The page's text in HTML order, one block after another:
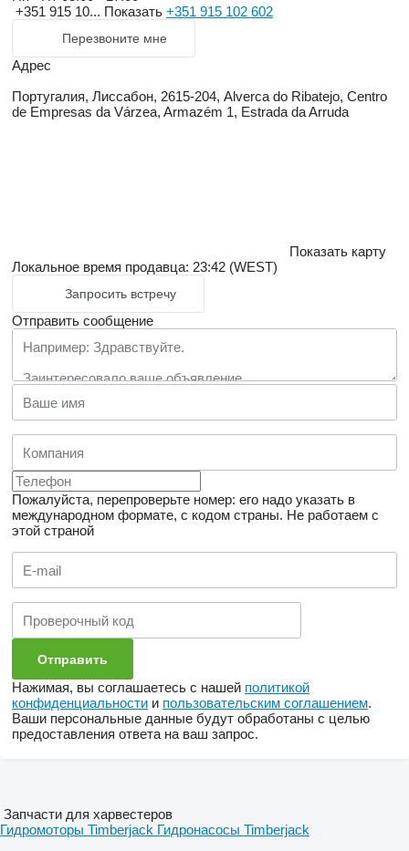
+351 915 10... Показать +351 915 102 602
Перезвоните мне
Адрес
Португалия, Лиссабон, 2615-204, Alverca do Ribatejo, Centro
de Empresas da Várzea, Armazém 1, Estrada da Arruda
Показать карту
Локальное время продавца: 23:42 (WEST)
Запросить встречу
Отправить сообщение
Пожалуйста, перепроверьте номер: его надо указать в
международном формате, с кодом страны. Не работаем с
этой страной
Нажимая, вы соглашаетесь с нашей политикой
конфиденциальности и пользовательским соглашением.
Ваши персональные данные будут обработаны с целью
предоставления ответа на ваш запрос.
Запчасти для харвестеров
Гидромоторы Timberjack Гидронасосы Timberjack